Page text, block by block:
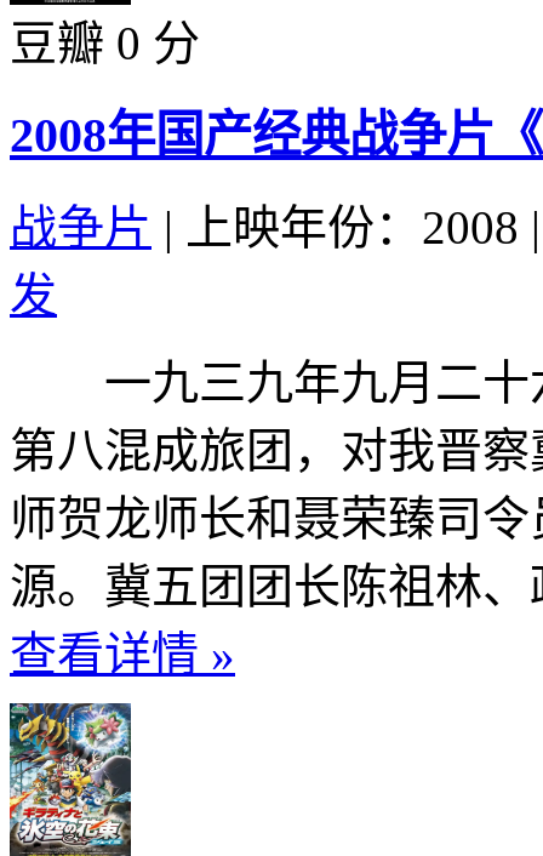
豆瓣 0 分
2008年国产经典战争片
战争片 | 上映年份：2008 |
发
一九三九年九月二十
第八混成旅团，对我晋
师贺龙师长和聂荣臻司
源。冀五团团长陈祖林
查看详情 »